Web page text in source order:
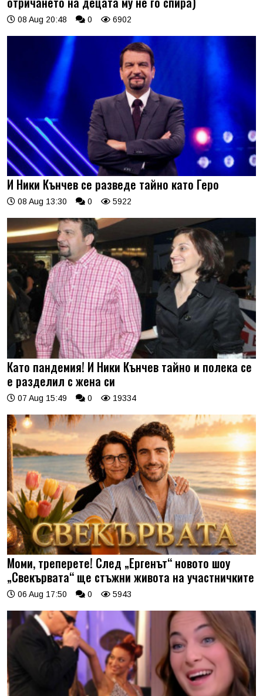
08 Aug 20:48 0 6902
И Ники Кънчев се разведе тайно като Геро
08 Aug 13:30 0 5922
Като пандемия! И Ники Кънчев тайно и полека се
е разделил с жена си
07 Aug 15:49 0 19334
Моми, треперете! След „Ергенът“ новото шоу
„Свекървата“ ще стъжни живота на участничките
06 Aug 17:50 0 5943